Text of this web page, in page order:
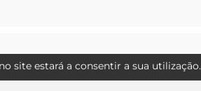
site estará a consentir a sua utilização.